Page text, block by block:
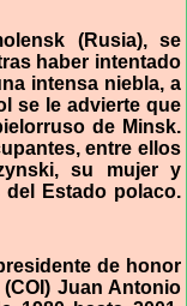
(Rusia), se
haber intentado
intensa niebla, a
se le advierte que
de Minsk.
entre ellos
su mujer y
Estado polaco.
de honor
Juan Antonio